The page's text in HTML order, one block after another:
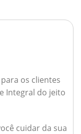
os clientes
Integral do jeito
cuidar da sua